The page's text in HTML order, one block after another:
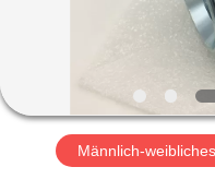
FABRIK-
AUSFLUG
Männlich-